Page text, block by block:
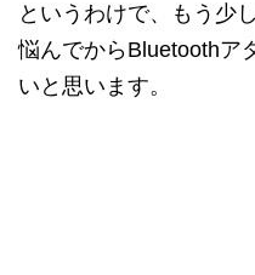
というわけで、もう少
悩んでからBluetoothア
いと思います。